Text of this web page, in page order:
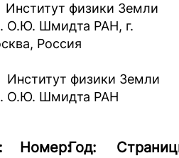
Институт физики Земли
О.Ю. Шмидта РАН, г.
Россия
Институт физики Земли
О.Ю. Шмидта РАН
Номер:Год: